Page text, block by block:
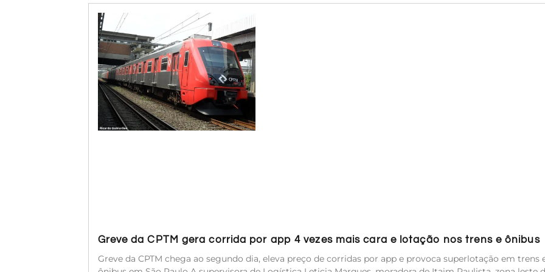
Greve da CPTM gera corrida por app 4 vezes mais cara e lotação nos trens e ônibus
Greve da CPTM chega ao segundo dia, eleva preço de corridas por app e provoca superlotação em trens